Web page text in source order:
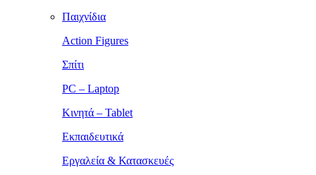
Παιχνίδια
Action Figures
Σπίτι
PC – Laptop
Κινητά – Tablet
Εκπαιδευτικά
Εργαλεία & Κατασκευές